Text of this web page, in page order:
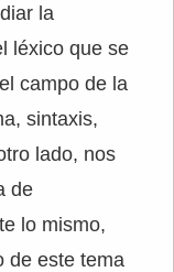
la
léxico que se
campo de la
sintaxis,
lado, nos
de
lo mismo,
de este tema